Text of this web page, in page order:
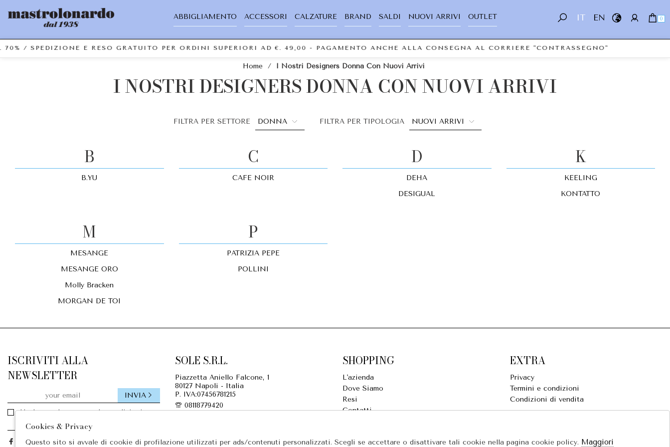
IT EN 0
ABBIGLIAMENTO ACCESSORI CALZATURE BRAND SALDI NUOVI ARRIVI OUTLET
/ SPEDIZIONE E RESO GRATUITO PER ORDINI SUPERIORI AD €. 49,00 - PAGAMENTO ANCHE ALLA CONSEGNA AL CORRIERE "CONTRASSEGNO"
Home / I Nostri Designers Donna Con Nuovi Arrivi
I NOSTRI DESIGNERS DONNA CON NUOVI ARRIVI
FILTRA PER SETTORE FILTRA PER TIPOLOGIA
B
B.YU
C
CAFE NOIR
D
DEHA
DESIGUAL
K
KEELING
KONTATTO
M
MESANGE
MESANGE ORO
Molly Bracken
MORGAN DE TOI
P
PATRIZIA PEPE
POLLINI
ISCRIVITI ALLA
NEWSLETTER
Ho letto ed accettato le condizioni
INVIA
Facebook Instagram
SOLE S.R.L.
Piazzetta Aniello Falcone, 1
80127 Napoli - Italia
P. IVA:07456781215
08118779420
SHOPPING
L'azienda
Dove Siamo
Resi
Contatti
EXTRA
Privacy
Termini e condizioni
Condizioni di vendita
Cookies & Privacy
Questo sito si avvale di cookie di profilazione utilizzati per ads/contenuti personalizzati. Scegli se accettare o disattivare tali cookie nella pagina cookie policy. Maggiori